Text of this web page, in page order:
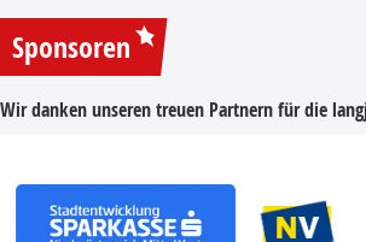
Sponsoren
Wir danken unseren treuen Partnern für die